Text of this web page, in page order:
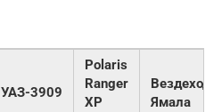
УАЗ-3909
Polaris
Ranger
XP
Вездеход
Ямала